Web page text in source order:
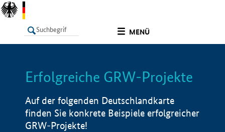
MENÜ
LISTE Info
Erfolgreiche GRW-Projekte
Auf der folgenden Deutschlandkarte
finden Sie konkrete Beispiele erfolgreicher
GRW-Projekte!